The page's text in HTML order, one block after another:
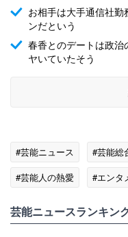
お相手は大手通信社
ンだという
春香とのデートは政
ヤいていたそう
#芸能ニュース #芸能総
#芸能人の熱愛
#エンタ
芸能ニュースランキン